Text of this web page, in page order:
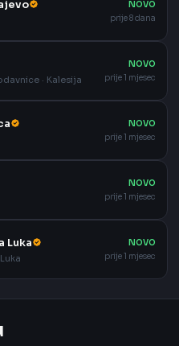
NOVO
prije 8 dana
· Kalesija
NOVO
prije 1 mjesec
NOVO
prije 1 mjesec
NOVO
prije 1 mjesec
Luka
NOVO
prije 1 mjesec